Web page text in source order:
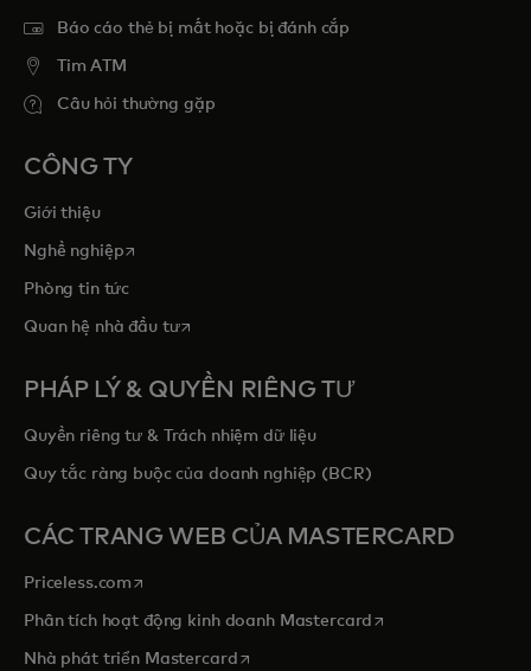
Báo cáo thẻ bị mất hoặc bị đánh cắp
Tim ATM
Câu hỏi thường gặp
CÔNG TY
Giới thiệu
Nghề nghiệpopens in a new tab
Phòng tin tức
Quan hệ nhà đầu tưopens in a new tab
PHÁP LÝ & QUYỀN RIÊNG TƯ
Quyền riêng tư & Trách nhiệm dữ liệu
Quy tắc ràng buộc của doanh nghiệp (BCR)
CÁC TRANG WEB CỦA MASTERCARD
Priceless.com opens in a new tab
Phân tích hoạt động kinh doanh Mastercard opens in a new tab
Nhà phát triển Mastercardopens in a new tab